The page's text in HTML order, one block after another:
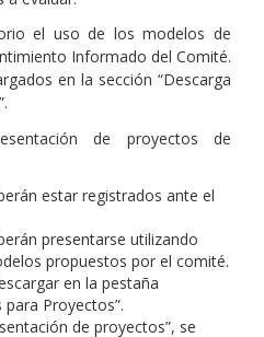
el uso de los modelos de
Informado del Comité.
en la sección “Descarga
de proyectos de
estar registrados ante el
presentarse utilizando
propuestos por el comité.
en la pestaña
Proyectos”.
de proyectos”, se